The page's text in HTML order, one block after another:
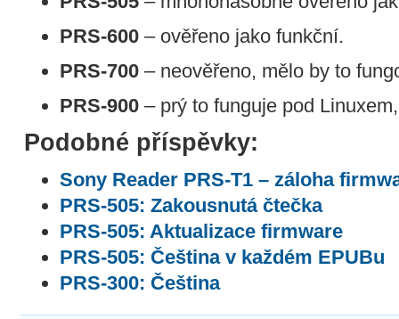
PRS-600 – ověřeno jako funkční.
PRS-700 – neověřeno, mělo by to
PRS-900 – prý to funguje pod
Podobné příspěvky:
Sony Reader PRS-T1 – záloha
PRS-505: Zakousnutá čtečka
PRS-505: Aktualizace firmware
PRS-505: Čeština v každém EPUBu
PRS-300: Čeština